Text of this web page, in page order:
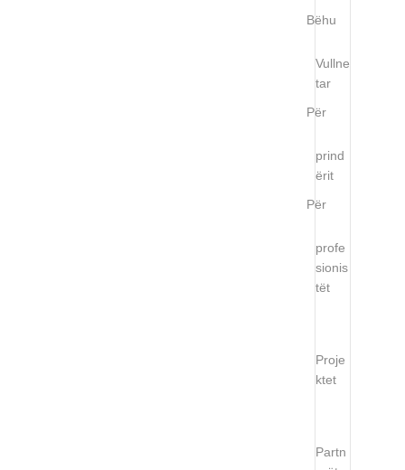
Bëhu
Vullne
tar
Për
prind
ërit
Për
profe
sionis
tët
Proje
ktet
Partn